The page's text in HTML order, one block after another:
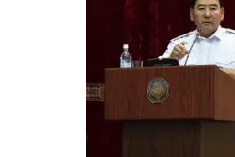
ЖУСУП АБДРАХМАНОВ